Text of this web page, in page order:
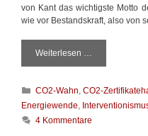
von Kant das wichtigste Motto
wie vor Bestandskraft, also von
Weiterlesen …
i
h
t
K
a
t
CO2-Wahn,CO2-
Energiewende,
4 Kommentare